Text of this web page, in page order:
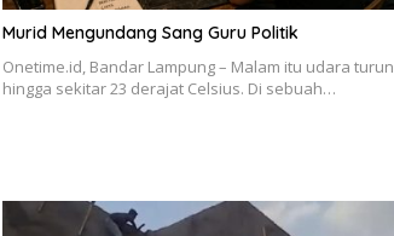
Murid Mengundang Sang Guru Politik
Onetime.id, Bandar Lampung – Malam itu udara turun
hingga sekitar 23 derajat Celsius. Di sebuah…